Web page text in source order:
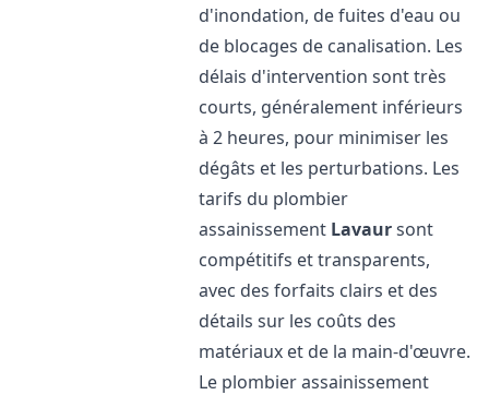
d'inondation, de fuites d'eau ou
de blocages de canalisation. Les
délais d'intervention sont très
courts, généralement inférieurs
à 2 heures, pour minimiser les
dégâts et les perturbations. Les
tarifs du plombier
assainissement Lavaursont
compétitifs et transparents,
avec des forfaits clairs et des
détails sur les coûts des
matériaux et de la main-d'œuvre.
Le plombier assainissement